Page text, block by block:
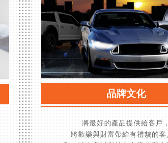
品牌文化
將最好的產品提供給客戶，
將歡樂與財富帶給有禮貌的客